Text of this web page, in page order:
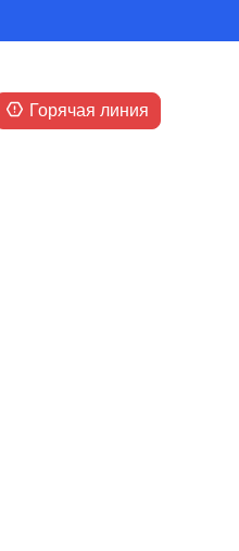
Горячая линия